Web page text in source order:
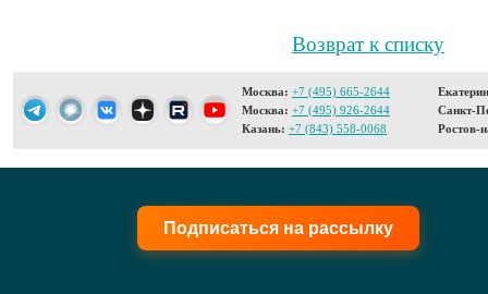
Возврат к списку
Москва: +7 (495) 665-2644
Москва: +7 (495) 926-2644
Казань: +7 (843) 558-0068
Санкт-
Ростов-
Подписаться на рассылку